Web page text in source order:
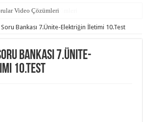
Video Çözümleri
Sorular Video Çözümleri
Soru Bankası 7.Ünite-Elektriğin İletimi 10.Test
Bankası 7.Ünite-
10.Test